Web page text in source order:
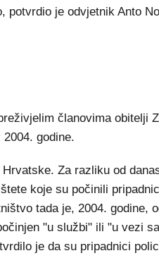
potvrdio je odvjetnik Anto
članovima obitelji
godine.
Za razliku od
koje su počinili
tada je, 2004. godine,
"u službi" ili "u vezi
je da su pripadnici